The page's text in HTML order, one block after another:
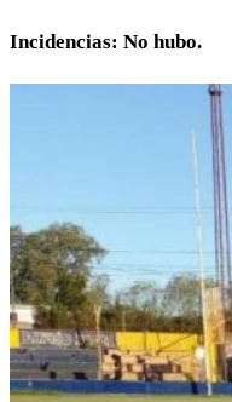
Incidencias: No hubo.